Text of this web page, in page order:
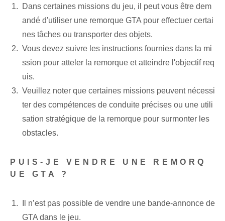
Dans certaines missions du jeu, il peut vous être dem
andé d'utiliser une remorque GTA pour effectuer certai
nes tâches ou transporter des objets.
Vous devez suivre les instructions fournies dans la mi
ssion pour atteler la remorque et atteindre l'objectif req
uis.
Veuillez noter que certaines missions peuvent nécessi
ter des compétences de conduite précises ou une utili
sation stratégique de la remorque pour surmonter les
obstacles.
PUIS-JE VENDRE UNE REMORQ
UE GTA ?
Il n’est pas possible de vendre une bande-annonce de
GTA dans le jeu.